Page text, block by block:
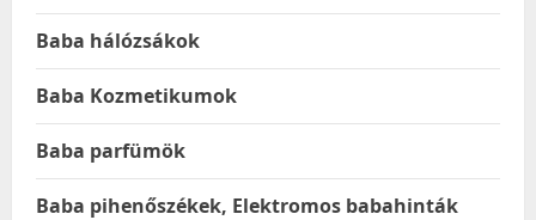
Baba hálózsákok
Baba Kozmetikumok
Baba parfümök
Baba pihenőszékek, Elektromos babahinták